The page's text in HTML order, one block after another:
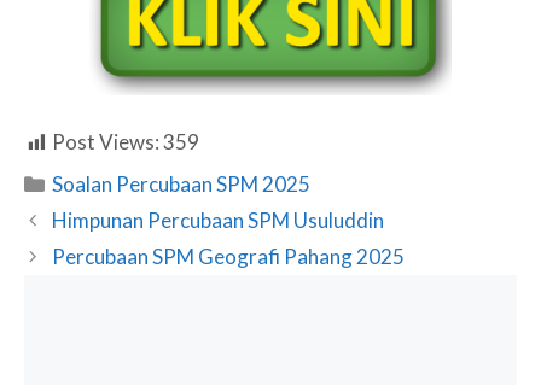
Post Views:359
Categories
Soalan Percubaan SPM 2025
Himpunan Percubaan SPM Usuluddin
Percubaan SPM Geografi Pahang 2025